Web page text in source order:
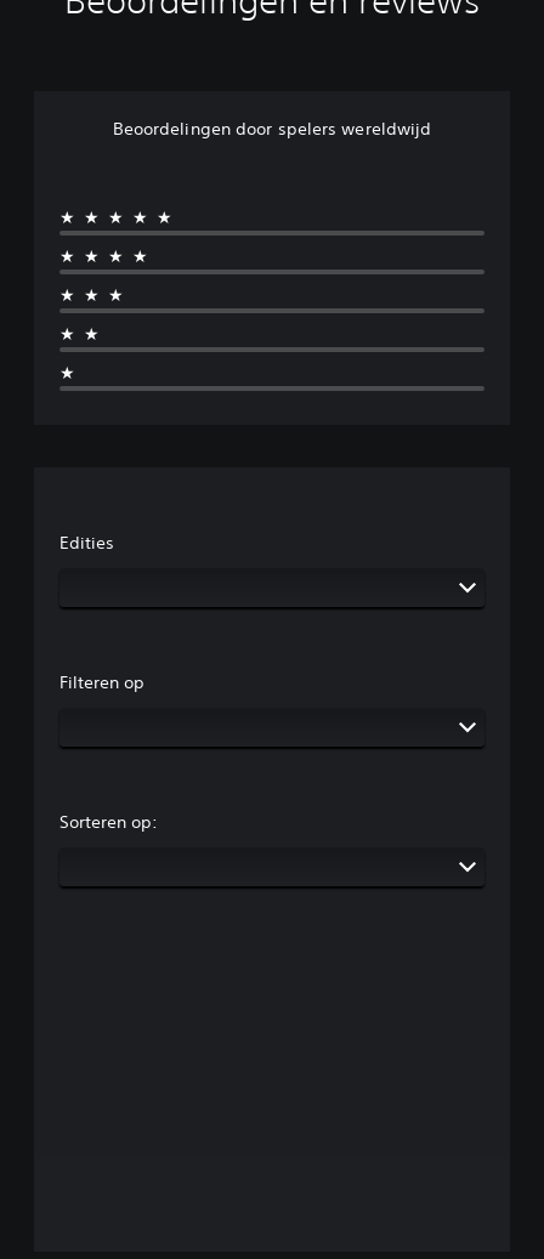
Beoordelingen door spelers wereldwijd
★★★★★
★★★★
★★★
★★
★
Edities
Filteren op
Sorteren op: